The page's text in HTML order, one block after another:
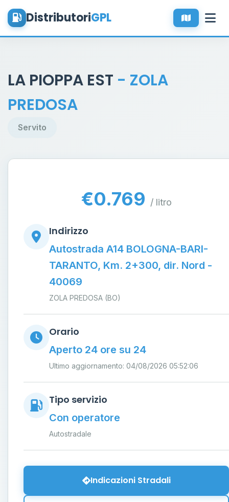
DistributoriGPL
LA PIOPPA EST - ZOLA
PREDOSA
Servito
€0.769 / litro
Indirizzo
Autostrada A14 BOLOGNA-BARI-
TARANTO, Km. 2+300, dir. Nord -
40069
ZOLA PREDOSA (BO)
Orario
Aperto 24 ore su 24
Ultimo aggiornamento: 04/08/2026 05:52:06
Tipo servizio
Con operatore
Autostradale
Indicazioni Stradali